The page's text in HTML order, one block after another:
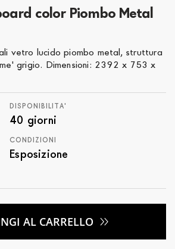
color Piombo Metal
vetro lucido piombo metal, struttura
grigio. Dimensioni: 2392 x 753 x
DISPONIBILITA'
40 giorni
CONDIZIONI
Esposizione
AL CARRELLO